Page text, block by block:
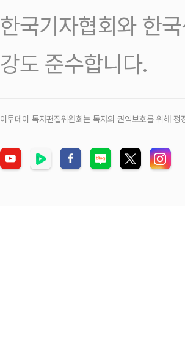
한국기자협회와 한
강도 준수합니다.
이투데이 독자편집위원회는 독자의 권익보호를 위해